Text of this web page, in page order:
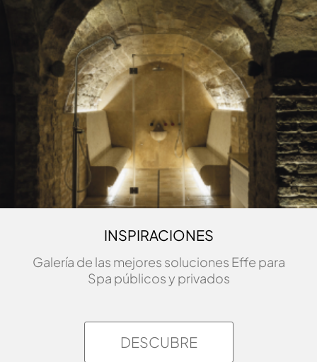
INSPIRACIONES
Galería de las mejores soluciones Effe para
Spa públicos y privados
DESCUBRE